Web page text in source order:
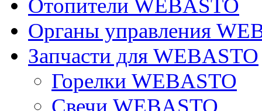
Отопители WEBASTO
Органы управления
Запчасти для WEBASTO
Горелки WEBASTO